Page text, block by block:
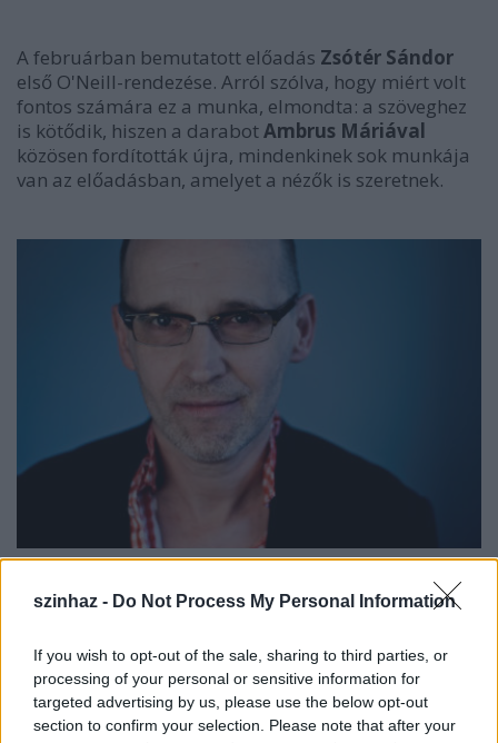
szinhaz - Do Not Process My Personal Information
If you wish to opt-out of the sale, sharing to third parties, or
processing of your personal or sensitive information for
targeted advertising by us, please use the below opt-out
section to confirm your selection. Please note that after your
A februárban bemutatott előadás Zsótér Sándor
első O'Neill-rendezése. Arról szólva, hogy miért volt
fontos számára ez a munka, elmondta: a szöveghez
is kötődik, hiszen a darabotAmbrus Máriával
közösen fordították újra, mindenkinek sok munkája
van az előadásban, amelyet a nézők is szeretnek.
Fotó: Trokán Nóra
A darab szerepei nagy szakmai feladatot jelentenek
a színészeknek, jó lenne, ha minél többször
játszhatnák az előadást - mondta.